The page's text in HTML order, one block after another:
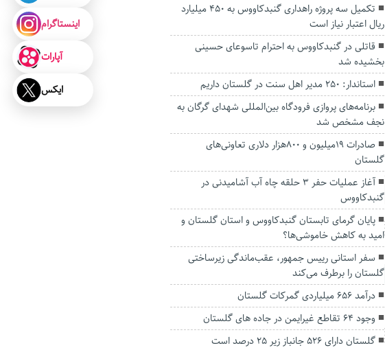
تکمیل سه پروژه‌ راهداری گنبدکاووس به ۴۵۰ میلیارد
ریال اعتبار نیاز است
قاتلی در گنبدکاووس به احترام تاسوعای حسینی
بخشیده شد
استاندار: ۲۵۰ مدیر اهل سنت در گلستان داریم
برنامه‌های پروازی فرودگاه بین‌المللی شهدای گرگان به
نجف مشخص شد
صادرات ۱۹میلیون و ۸۰۰هزار دلاری تعاونی‌های
گلستان
آغاز عملیات حفر ۳ حلقه چاه آب آشامیدنی در
گنبدکاووس
پایان گرمای تابستان گنبدکاووس و استان گلستان و
امید به کاهش خاموشی‌ها؟
سفر استانی رییس جمهور، عقب‌ماندگی زیرساختی
گلستان را برطرف می‌کند
درآمد ۶۵۶ میلیاردی گمرکات گلستان
وجود ۶۴ تقاطع غیرایمن در جاده های گلستان
گلستان دارای ۵۲۶ جانباز زیر ۲۵ درصد است
اینستاگرام
آپارات
ایکس